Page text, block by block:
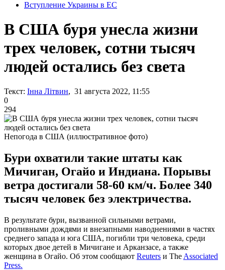
Вступление Украины в ЕС
В США буря унесла жизни
трех человек, сотни тысяч
людей остались без света
Текст: Інна Літвин, 31 августа 2022, 11:55
0
294
Непогода в США (иллюстративное фото)
Бури охватили такие штаты как
Мичиган, Огайо и Индиана. Порывы
ветра достигали 58-60 км/ч. Более 340
тысяч человек без электричества.
В результате бури, вызванной сильными ветрами,
проливными дождями и внезапными наводнениями в частях
среднего запада и юга США, погибли три человека, среди
которых двое детей в Мичигане и Арканзасе, а также
женщина в Огайо. Об этом сообщают Reuters и The Associated
Press.